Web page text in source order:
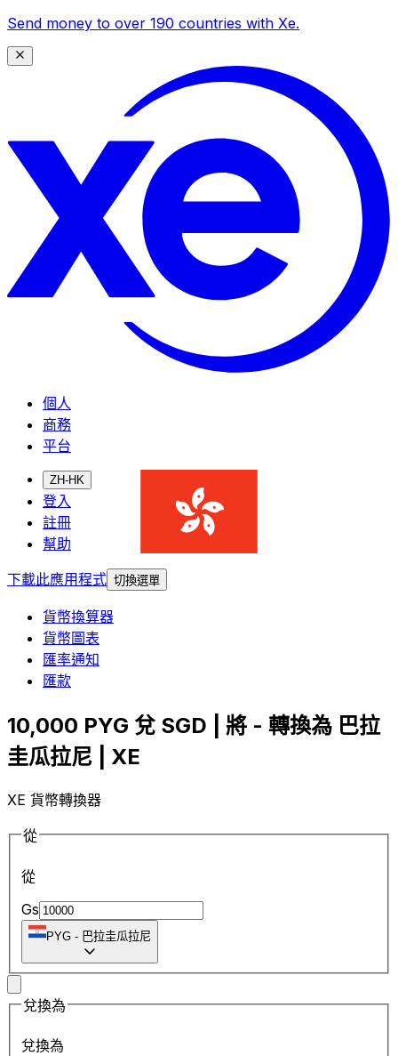
Send money to over 190 countries with Xe.
個人
商務
平台
ZH-HK
登入
註冊
幫助
下載此應用程式 切換選單
貨幣換算器
貨幣圖表
匯率通知
匯款
10,000 PYG 兌 SGD | 將 - 轉換為 巴拉
圭瓜拉尼 | XE
XE 貨幣轉換器
從
從
Gs
PYG - 巴拉圭瓜拉尼
兌換為
兌換為